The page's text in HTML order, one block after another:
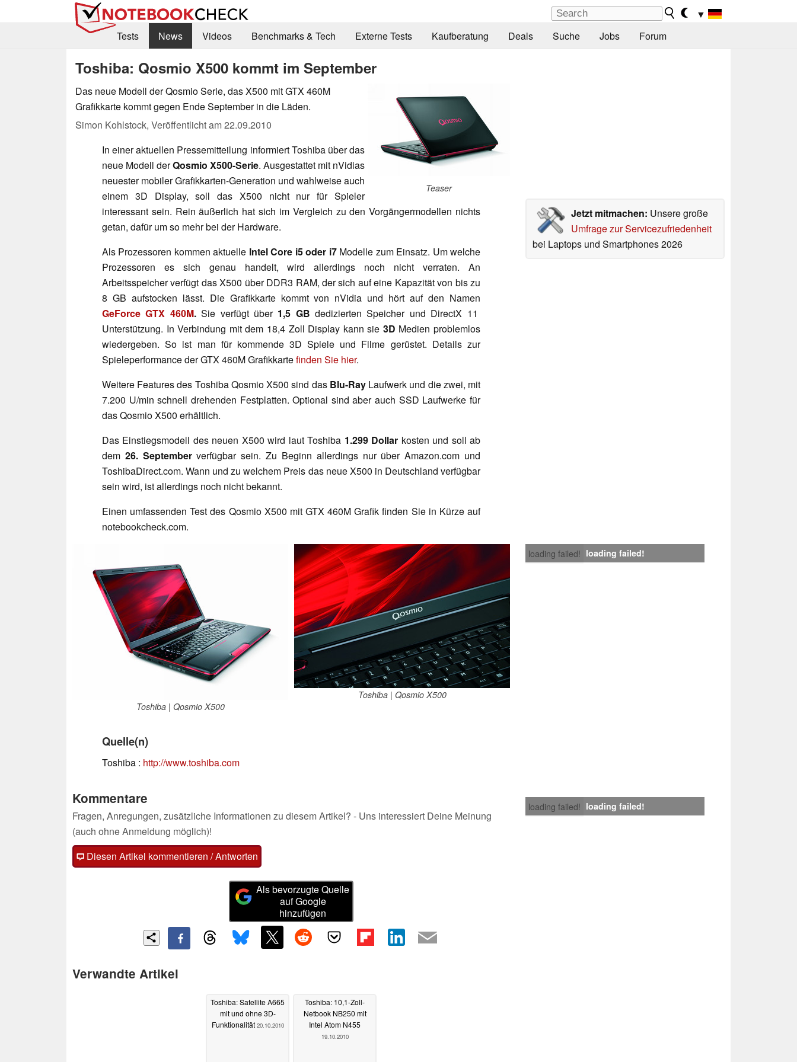
▼
Tests
News Videos Benchmarks & Tech Externe Tests Kaufberatung Deals Suche Jobs Forum
Toshiba: Qosmio X500 kommt im September
Teaser
Das neue Modell der Qosmio Serie, das X500 mit GTX 460M
Grafikkarte kommt gegen Ende September in die Läden.
Simon Kohlstock, Veröffentlicht am22.09.2010
Jetzt mitmachen: Unsere große
Umfrage zur Servicezufriedenheit
bei Laptops und Smartphones 2026
In einer aktuellen Pressemitteilung informiert Toshiba über das
neue Modell derQosmio X500-Serie. Ausgestattet mit nVidias
neuester mobiler Grafikkarten-Generation und wahlweise auch
einem 3D Display, soll das X500 nicht nur für Spieler
interessant sein. Rein äußerlich hat sich im Vergleich zu den Vorgängermodellen nichts
getan, dafür um so mehr bei der Hardware.
Als Prozessoren kommen aktuelle Intel Core i5 oder i7 Modelle zum Einsatz. Um welche
Prozessoren es sich genau handelt, wird allerdings noch nicht verraten. An
Arbeitsspeicher verfügt das X500 über DDR3 RAM, der sich auf eine Kapazität von bis zu
8 GB aufstocken lässt. Die Grafikkarte kommt von nVidia und hört auf den Namen
GeForce GTX 460M.Sie verfügt über 1,5 GBdedizierten Speicher und DirectX 11
Unterstützung. In Verbindung mit dem 18,4 Zoll Display kann sie 3D Medien problemlos
wiedergeben. So ist man für kommende 3D Spiele und Filme gerüstet. Details zur
Spieleperformance der GTX 460M Grafikkartefinden Sie hier.
Weitere Features des Toshiba Qosmio X500 sind das Blu-RayLaufwerk und die zwei, mit
7.200 U/min schnell drehenden Festplatten. Optional sind aber auch SSD Laufwerke für
das Qosmio X500 erhältlich.
Das Einstiegsmodell des neuen X500 wird laut Toshiba 1.299 Dollar kosten und soll ab
dem 26. Septemberverfügbar sein. Zu Beginn allerdings nur über Amazon.com und
ToshibaDirect.com. Wann und zu welchem Preis das neue X500 in Deutschland verfügbar
sein wird, ist allerdings noch nicht bekannt.
Einen umfassenden Test des Qosmio X500 mit GTX 460M Grafik finden Sie in Kürze auf
notebookcheck.com.
loading failed! loading failed!
Toshiba | Qosmio X500
Toshiba | Qosmio X500
Quelle(n)
Toshiba : http://www.toshiba.com
loading failed! loading failed!
Kommentare
Fragen, Anregungen, zusätzliche Informationen zu diesem Artikel? - Uns interessiert Deine Meinung
(auch ohne Anmeldung möglich)!
Diesen Artikel kommentieren / Antworten
Als bevorzugte Quelle
auf Google
hinzufügen
Verwandte Artikel
Toshiba: Satellite A665
mit und ohne 3D-
Funktionalität 20.10.2010
Toshiba: 10,1-Zoll-
Netbook NB250 mit
Intel Atom N455
19.10.2010